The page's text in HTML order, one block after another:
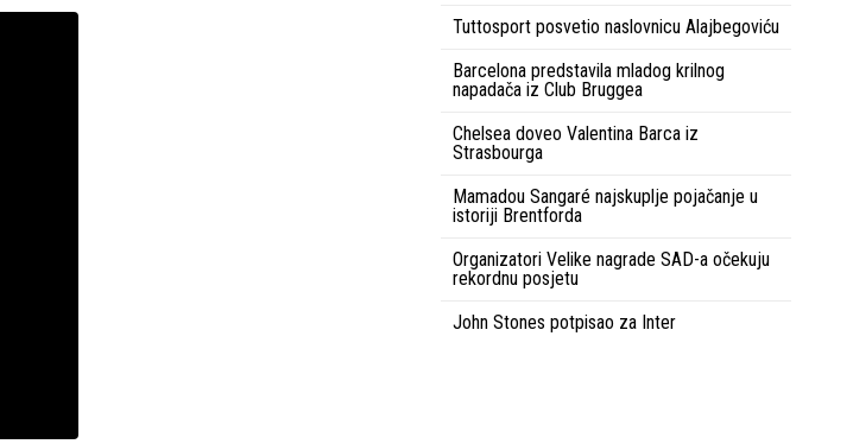
Tuttosport posvetio naslovnicu Alajbegoviću
Barcelona predstavila mladog krilnog
napadača iz Club Bruggea
Chelsea doveo Valentina Barca iz
Strasbourga
Mamadou Sangaré najskuplje pojačanje u
istoriji Brentforda
Organizatori Velike nagrade SAD-a očekuju
rekordnu posjetu
John Stones potpisao za Inter